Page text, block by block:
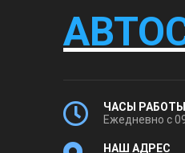
ЧАСЫ РАБОТЫ
Ежедневно с
НАШ АДРЕС